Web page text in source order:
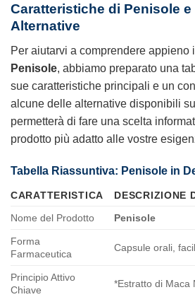
Caratteristiche di Penisole e
Alternative
Per aiutarvi a comprendere appieno
Penisole, abbiamo preparato una
sue caratteristiche principali e un
alcune delle alternative disponibili
permetterà di fare una scelta
prodotto più adatto alle vostre
Tabella Riassuntiva: Penisole in
CARATTERISTICA DESCRIZIONE
Nome del Prodotto
Penisole
Forma
Farmaceutica
Capsule orali,
Principio Attivo
Chiave
*Estratto di Maca